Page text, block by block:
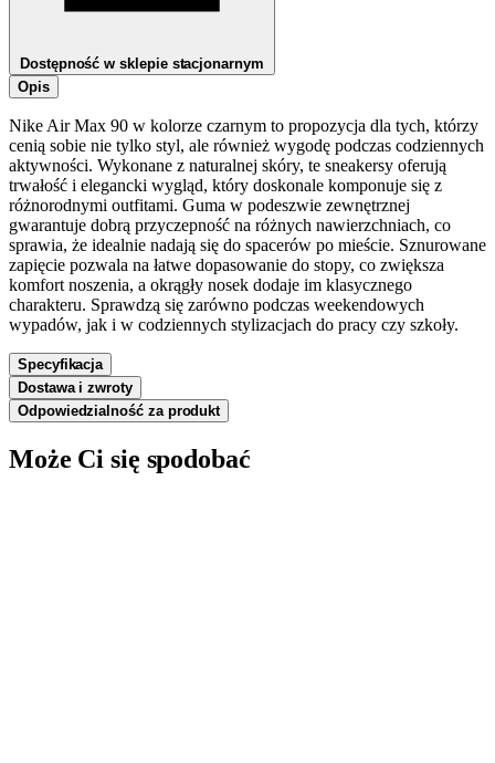
Dostępność w sklepie stacjonarnym
Opis
Nike Air Max 90 w kolorze czarnym to propozycja dla tych, którzy
cenią sobie nie tylko styl, ale również wygodę podczas codziennych
aktywności. Wykonane z naturalnej skóry, te sneakersy oferują
trwałość i elegancki wygląd, który doskonale komponuje się z
różnorodnymi outfitami. Guma w podeszwie zewnętrznej
gwarantuje dobrą przyczepność na różnych nawierzchniach, co
sprawia, że idealnie nadają się do spacerów po mieście. Sznurowane
zapięcie pozwala na łatwe dopasowanie do stopy, co zwiększa
komfort noszenia, a okrągły nosek dodaje im klasycznego
charakteru. Sprawdzą się zarówno podczas weekendowych
wypadów, jak i w codziennych stylizacjach do pracy czy szkoły.
Specyfikacja
Dostawa i zwroty
Odpowiedzialność za produkt
Może Ci się spodobać